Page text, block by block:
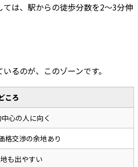
は、駅からの徒歩分数を2〜3分伸
るのが、このゾーンです。
ころ
心の人に向く
格交渉の余地あり
も出やすい